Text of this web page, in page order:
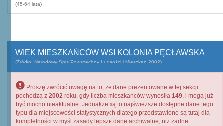
(45-64 lata)
WIEK MIESZKAŃCÓW WSI KOLONIA PĘCŁAWSKA
(Źródło: Narodowy Spis Powszechny Ludności i Mieszkań 2002)
Proszę zwrócić uwagę na to, że dane prezentowane w tej sekcji
pochodzą z 2002 roku, gdy liczba mieszkańców wynosiła 149, i mogą już
być mocno nieaktualne. Jednakże są to najświeższe dostępne dane tego
typu dla miejscowości statystycznych dlatego przedstawione są tutaj dla
kompletności w myśl zasady lepsze dane archiwalne, niż żadne.